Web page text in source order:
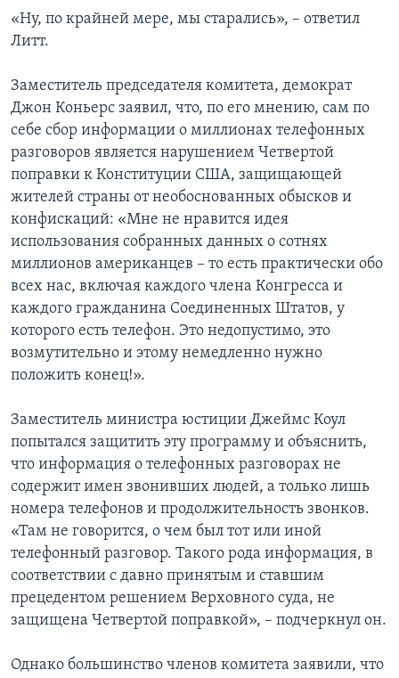
«Ну, по крайней мере, мы старались», – ответил
Литт.
Заместитель председателя комитета, демократ
Джон Коньерс заявил, что, по его мнению, сам по
себе сбор информации о миллионах телефонных
разговоров является нарушением Четвертой
поправки к Конституции США, защищающей
жителей страны от необоснованных обысков и
конфискаций: «Мне не нравится идея
использования собранных данных о сотнях
миллионов американцев – то есть практически обо
всех нас, включая каждого члена Конгресса и
каждого гражданина Соединенных Штатов, у
которого есть телефон. Это недопустимо, это
возмутительно и этому немедленно нужно
положить конец!».
Заместитель министра юстиции Джеймс Коул
попытался защитить эту программу и объяснить,
что информация о телефонных разговорах не
содержит имен звонивших людей, а только лишь
номера телефонов и продолжительность звонков.
«Там не говорится, о чем был тот или иной
телефонный разговор. Такого рода информация, в
соответствии с давно принятым и ставшим
прецедентом решением Верховного суда, не
защищена Четвертой поправкой», – подчеркнул он.
Однако большинство членов комитета заявили, что